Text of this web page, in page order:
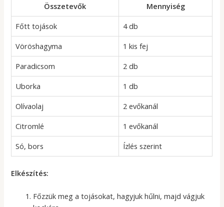
Összetevők
Mennyiség
Főtt tojások
4 db
Vöröshagyma
1 kis fej
Paradicsom
2 db
Uborka
1 db
Olívaolaj
2 evőkanál
Citromlé
1 evőkanál
Só, bors
Ízlés szerint
Elkészítés:
Főzzük meg a tojásokat, hagyjuk hűlni, majd vágjuk